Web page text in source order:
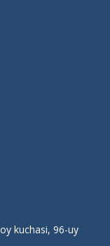
kuchasi, 96-uy